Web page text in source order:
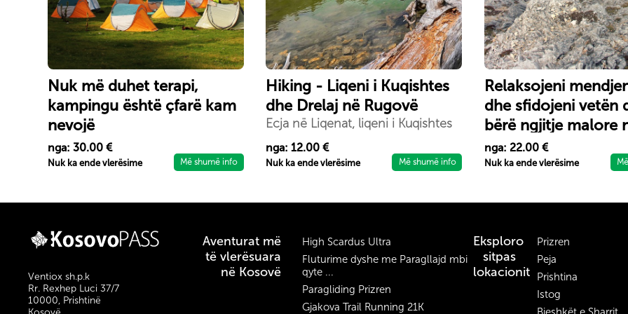
Nuk më duhet terapi,
kampingu është çfarë kam
nevojë
Ka shumë arsye që të ju pëlqejnë
kampet kur udhëtoni sepse jeta
është e mirë kur jeni në kamp.
nga: 30.00 €
Nuk ka ende vlerësime Më shumë info
Hiking - Liqeni i Kuqishtes
dhe Drelaj në Rugovë
Ecja në Liqenat, liqeni i Kuqishtes
dhe Drelaj në Rugovë.
nga: 12.00 €
Nuk ka ende vlerësime Më shumë info
Relaksojeni
dhe sfidojeni vetën
bërë ngjitje malore
Rugovë
Në Kosovën
Kuqishtë, Liqenati
lartësi prej 1,970 m.
është burimi natyror që
Kosovën nga Mali i Zi.
liqenit, ju gjithashtu
nga: 22.00 €
Nuk ka ende vlerësime
Ventiox sh.p.k
Rr. Rexhep Luci 37/7
10000, Prishtinë
Aventurat më
të vlerësuara
në Kosovë
High Scardus Ultra
Fluturime dyshe me Paragllajd mbi
qyte ...
Paragliding Prizren
Gjakova Trail Running 21K
Eksploro
sitpas
lokacionit
Prizren
Peja
Prishtina
Istog